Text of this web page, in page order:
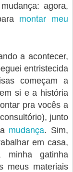
agora,
montar meu
a acontecer,
entristecida
começam a
si e a história
pra vocês a
junto
mudança. Sim,
em casa,
gatinha
meus materiais